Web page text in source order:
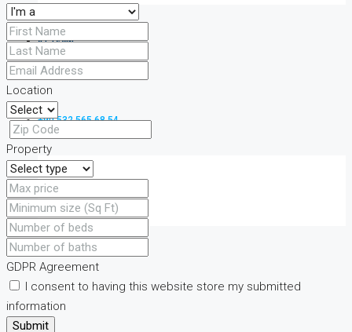
İLETIŞIM
+90 532 565 68 54
Location
Property
GDPR Agreement
I consent to having this website store my submitted
information
Submit